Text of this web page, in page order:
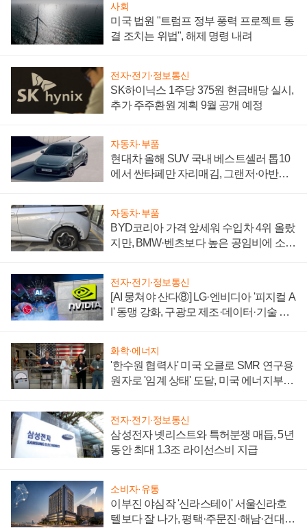
사회
미국 법원 "트럼프 정부 풍력 프로젝트 동
결 조치는 위법", 해제 명령 내려
전자·전기·정보통신
SK하이닉스 1주당 375원 현금배당 실시,
추가 주주환원 계획 9월 공개 예정
자동차·부품
현대차 올해 SUV 국내 베스트셀러 톱10
에서 싼타페만 자리매김, 그랜저·아반떼
자동차·부품
BYD코리아 가격 앞세워 수입차 4위 올랐
지만, BMW·벤츠보다 높은 공임비에 소비
전자·전기·정보통신
[AI 뭉쳐야 산다⑧] LG·엔비디아 '피지컬 A
I' 동맹 강화, 구광모 제조·데이터·기술 결
화학·에너지
'한수원 협력사' 미국 오클로 SMR 연구용
원자로 '임계 상태' 도달, 미국 에너지부
전자·전기·정보통신
삼성전자 넷리스트와 특허분쟁 매듭, 5년
동안 최대 1.3조 라이선스비 지급
소비자·유통
이부진 야심작 '신라스테이' 서울신라호
텔보다 잘 나가, 평택·주문진·해남·건대로